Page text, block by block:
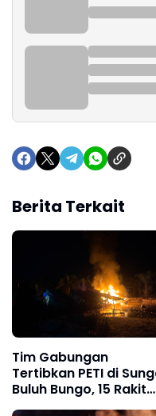
Berita Terkait
Tim Gabungan
Tertibkan PETI di
Buluh Bungo, 15 Rakit
Penambangan